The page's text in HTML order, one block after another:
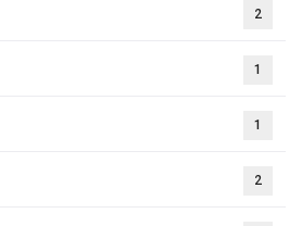
2
1
1
2